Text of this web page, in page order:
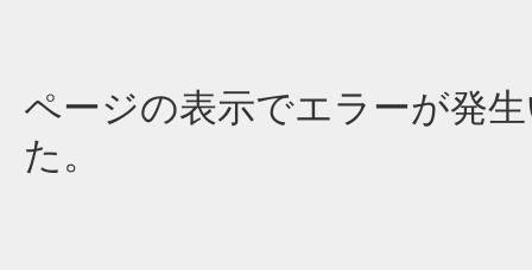
ページの表示でエラーが発
た。